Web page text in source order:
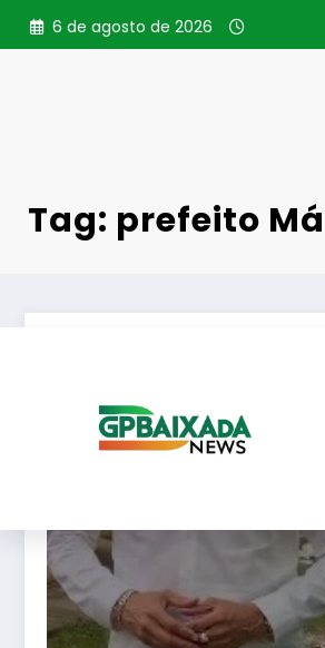
Pular
para
6 de agosto de 2026
Tag: prefeito